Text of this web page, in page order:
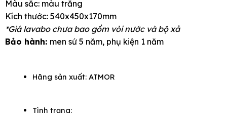
Màu sắc: màu trắng
Kích thước: 540x450x170mm
*Giá lavabo chưa bao gồm vòi nước và bộ xả
Bảo hành: men sứ 5 năm, phụ kiện 1 năm
Hãng sản xuất:ATMOR
Tình trạng: